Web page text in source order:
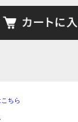
ちら